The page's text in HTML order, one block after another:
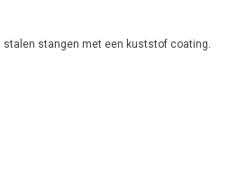
stalen stangen met een kuststof coating.